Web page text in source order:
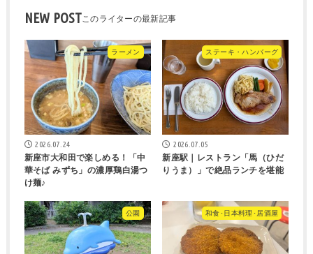
NEW POST
ラーメン
2026.07.24
新座市大和田で楽しめる！「中
華そば みずち」の濃厚鶏白湯つ
け麺♪
ステーキ・ハンバーグ
2026.07.05
新座駅｜レストラン「馬（ひだ
りうま）」で絶品ランチを堪能
公園 和食･日本料理･居酒屋